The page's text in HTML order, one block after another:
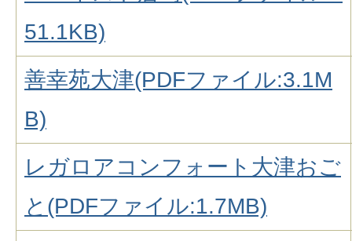
51.1KB)
善幸苑大津(PDFファイル:3.1M
B)
レガロアコンフォート大津おご
と(PDFファイル:1.7MB)